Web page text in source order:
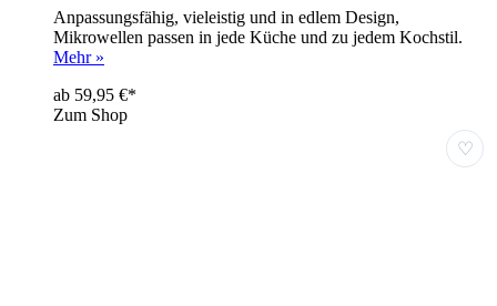
Anpassungsfähig, vieleistig und in edlem Design,
Mikrowellen passen in jede Küche und zu jedem Kochstil.
Mehr »
ab 59,95 €*
Zum Shop
♡